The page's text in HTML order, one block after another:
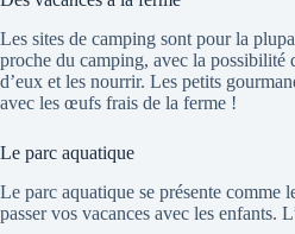
Les sites de camping sont pour la
proche du camping, avec la possibilité
d’eux et les nourrir. Les petits
avec les œufs frais de la ferme !
Le parc aquatique
Le parc aquatique se présente
passer vos vacances avec les enfants.